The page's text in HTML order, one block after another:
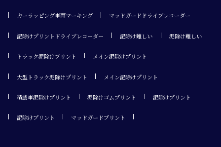
カーラッピング車両マーキング マッドガードドライブレコーダー
泥除けプリントドライブレコーダー 泥除け難しい 泥除け難しい
トラック泥除けプリント メイン泥除けプリント
大型トラック泥除けプリント メイン泥除けプリント
積載車泥除けプリント 泥除けゴムプリント 泥除けプリント
泥除けプリント マッドガードプリント